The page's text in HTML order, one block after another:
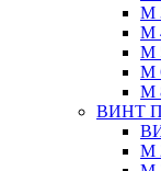
М
М
М
М
М
ВИНТ
М